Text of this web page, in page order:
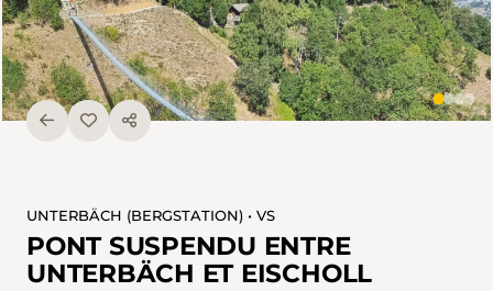
UNTERBÄCH (BERGSTATION) • VS
PONT SUSPENDU ENTRE
UNTERBÄCH ET EISCHOLL